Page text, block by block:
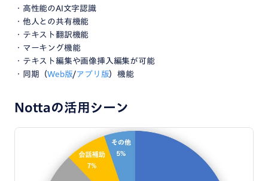
・高性能のAI文字認識
・他人との共有機能
・テキスト翻訳機能
・マーキング機能
・テキスト編集や画像挿入編集が可能
・同期（Web版/アプリ版）機能
Nottaの活用シーン